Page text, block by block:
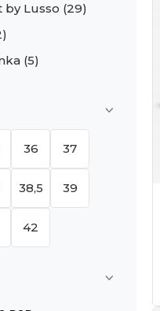
Lusso (29)
(5)
36 37
38,5 39
42